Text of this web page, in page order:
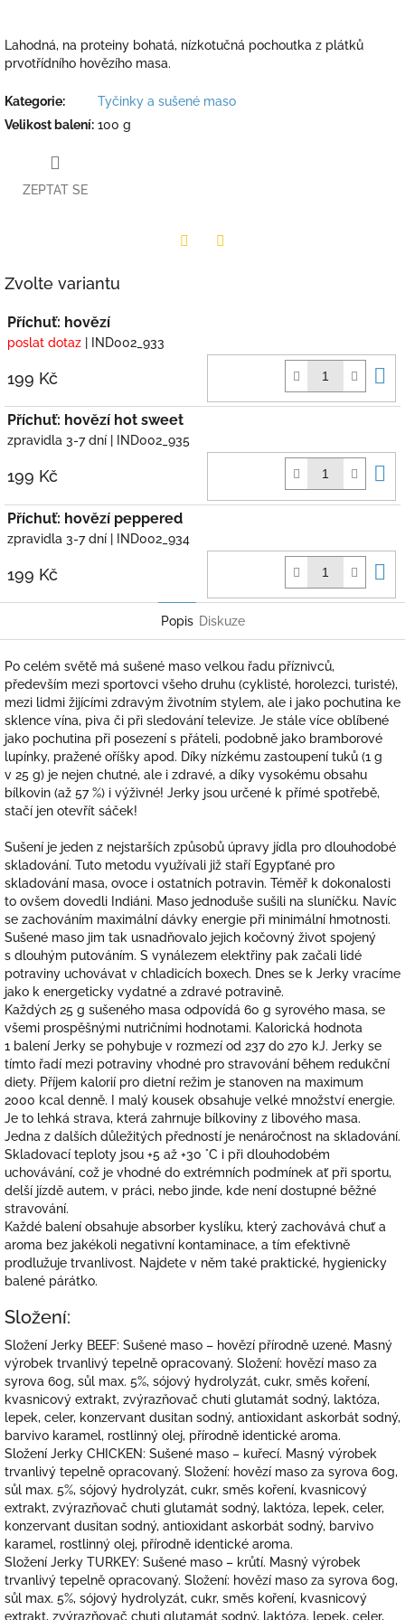
Lahodná, na proteiny bohatá, nízkotučná pochoutka z plátků
prvotřídního hovězího masa.
Kategorie:
Tyčinky a sušené maso
Velikost balení: 100 g
ZEPTAT SE
Zvolte variantu
Příchuť: hovězí
poslat dotaz | IND002_933
199 Kč
Příchuť: hovězí hot sweet
zpravidla 3-7 dní | IND002_935
199 Kč
Příchuť: hovězí peppered
zpravidla 3-7 dní | IND002_934
199 Kč
Popis Diskuze
Po celém světě má sušené maso velkou řadu příznivců,
především mezi sportovci všeho druhu (cyklisté, horolezci, turisté),
mezi lidmi žijícími zdravým životním stylem, ale i jako pochutina ke
sklence vína, piva či při sledování televize. Je stále více oblíbené
jako pochutina při posezení s přáteli, podobně jako bramborové
lupínky, pražené oříšky apod. Díky nízkému zastoupení tuků (1 g
v 25 g) je nejen chutné, ale i zdravé, a díky vysokému obsahu
bílkovin (až 57 %) i výživné! Jerky jsou určené k přímé spotřebě,
stačí jen otevřít sáček!
Sušení je jeden z nejstarších způsobů úpravy jídla pro dlouhodobé
skladování. Tuto metodu využívali již staří Egypťané pro
skladování masa, ovoce i ostatních potravin. Téměř k dokonalosti
to ovšem dovedli Indiáni. Maso jednoduše sušili na sluníčku. Navíc
se zachováním maximální dávky energie při minimální hmotnosti.
Sušené maso jim tak usnadňovalo jejich kočovný život spojený
s dlouhým putováním. S vynálezem elektřiny pak začali lidé
potraviny uchovávat v chladicích boxech. Dnes se k Jerky vracíme
jako k energeticky vydatné a zdravé potravině.
Každých 25 g sušeného masa odpovídá 60 g syrového masa, se
všemi prospěšnými nutričními hodnotami. Kalorická hodnota
1 balení Jerky se pohybuje v rozmezí od 237 do 270 kJ. Jerky se
tímto řadí mezi potraviny vhodné pro stravování během redukční
diety. Příjem kalorií pro dietní režim je stanoven na maximum
2000 kcal denně. I malý kousek obsahuje velké množství energie.
Je to lehká strava, která zahrnuje bílkoviny z libového masa.
Jedna z dalších důležitých předností je nenáročnost na skladování.
Skladovací teploty jsou +5 až +30 °C i při dlouhodobém
uchovávání, což je vhodné do extrémních podmínek ať při sportu,
delší jízdě autem, v práci, nebo jinde, kde není dostupné běžné
stravování.
Každé balení obsahuje absorber kyslíku, který zachovává chuť a
aroma bez jakékoli negativní kontaminace, a tím efektivně
prodlužuje trvanlivost. Najdete v něm také praktické, hygienicky
balené párátko.
Složení:
Složení Jerky BEEF: Sušené maso – hovězí přírodně uzené. Masný
výrobek trvanlivý tepelně opracovaný. Složení: hovězí maso za
syrova 60g, sůl max. 5%, sójový hydrolyzát, cukr, směs koření,
kvasnicový extrakt, zvýrazňovač chuti glutamát sodný, laktóza,
lepek, celer, konzervant dusitan sodný, antioxidant askorbát sodný,
barvivo karamel, rostlinný olej, přírodně identické aroma.
Složení Jerky CHICKEN: Sušené maso – kuřecí. Masný výrobek
trvanlivý tepelně opracovaný. Složení: hovězí maso za syrova 60g,
sůl max. 5%, sójový hydrolyzát, cukr, směs koření, kvasnicový
extrakt, zvýrazňovač chuti glutamát sodný, laktóza, lepek, celer,
konzervant dusitan sodný, antioxidant askorbát sodný, barvivo
karamel, rostlinný olej, přírodně identické aroma.
Složení Jerky TURKEY: Sušené maso – krůtí. Masný výrobek
trvanlivý tepelně opracovaný. Složení: hovězí maso za syrova 60g,
sůl max. 5%, sójový hydrolyzát, cukr, směs koření, kvasnicový
extrakt, zvýrazňovač chuti glutamát sodný, laktóza, lepek, celer,